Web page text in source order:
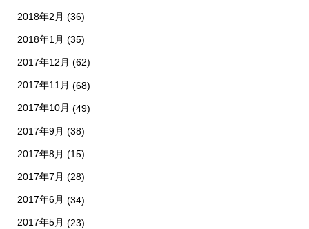
2018年2月 (36)
2018年1月 (35)
2017年12月 (62)
2017年11月 (68)
2017年10月 (49)
2017年9月 (38)
2017年8月 (15)
2017年7月 (28)
2017年6月 (34)
2017年5月 (23)